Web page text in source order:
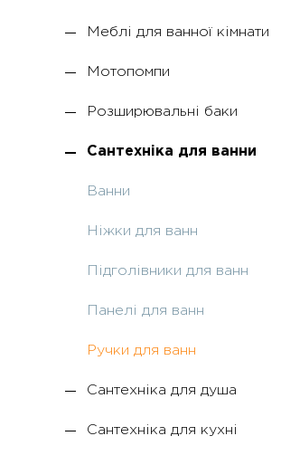
Меблі для ванної кімнати
Мотопомпи
Розширювальні баки
Сантехніка для ванни
Ванни
Ніжки для ванн
Підголівники для ванн
Панелі для ванн
Ручки для ванн
Сантехніка для душа
Сантехніка для кухні